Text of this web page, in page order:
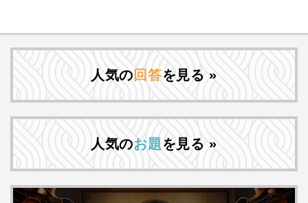
人気の 回答を見る »
人気のお題を見る »